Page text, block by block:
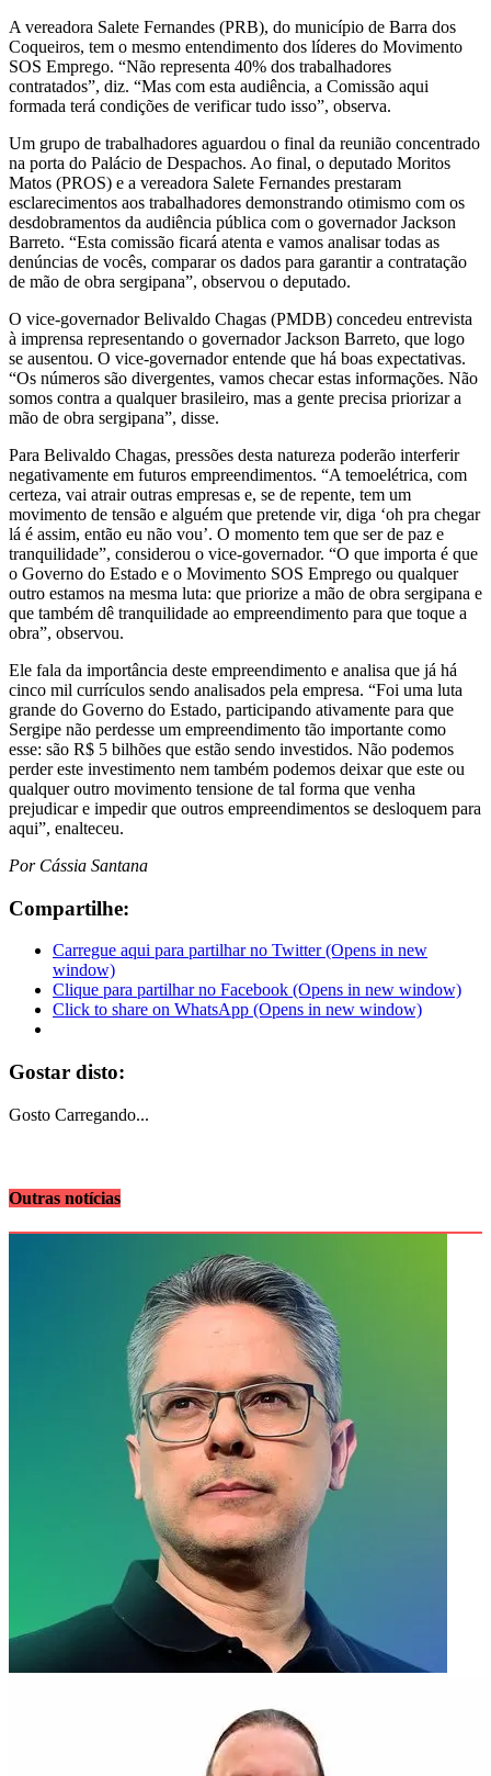
A vereadora Salete Fernandes (PRB), do município de Barra dos
Coqueiros, tem o mesmo entendimento dos líderes do Movimento
SOS Emprego. “Não representa 40% dos trabalhadores
contratados”, diz. “Mas com esta audiência, a Comissão aqui
formada terá condições de verificar tudo isso”, observa.
Um grupo de trabalhadores aguardou o final da reunião concentrado
na porta do Palácio de Despachos. Ao final, o deputado Moritos
Matos (PROS) e a vereadora Salete Fernandes prestaram
esclarecimentos aos trabalhadores demonstrando otimismo com os
desdobramentos da audiência pública com o governador Jackson
Barreto. “Esta comissão ficará atenta e vamos analisar todas as
denúncias de vocês, comparar os dados para garantir a contratação
de mão de obra sergipana”, observou o deputado.
O vice-governador Belivaldo Chagas (PMDB) concedeu entrevista
à imprensa representando o governador Jackson Barreto, que logo
se ausentou. O vice-governador entende que há boas expectativas.
“Os números são divergentes, vamos checar estas informações. Não
somos contra a qualquer brasileiro, mas a gente precisa priorizar a
mão de obra sergipana”, disse.
Para Belivaldo Chagas, pressões desta natureza poderão interferir
negativamente em futuros empreendimentos. “A temoelétrica, com
certeza, vai atrair outras empresas e, se de repente, tem um
movimento de tensão e alguém que pretende vir, diga ‘oh pra chegar
lá é assim, então eu não vou’. O momento tem que ser de paz e
tranquilidade”, considerou o vice-governador. “O que importa é que
o Governo do Estado e o Movimento SOS Emprego ou qualquer
outro estamos na mesma luta: que priorize a mão de obra sergipana e
que também dê tranquilidade ao empreendimento para que toque a
obra”, observou.
Ele fala da importância deste empreendimento e analisa que já há
cinco mil currículos sendo analisados pela empresa. “Foi uma luta
grande do Governo do Estado, participando ativamente para que
Sergipe não perdesse um empreendimento tão importante como
esse: são R$ 5 bilhões que estão sendo investidos. Não podemos
perder este investimento nem também podemos deixar que este ou
qualquer outro movimento tensione de tal forma que venha
prejudicar e impedir que outros empreendimentos se desloquem para
aqui”, enalteceu.
Por Cássia Santana
Compartilhe:
Carregue aqui para partilhar no Twitter (Opens in new
window)
Clique para partilhar no Facebook (Opens in new window)
Click to share on WhatsApp (Opens in new window)
Gostar disto:
Gosto Carregando...
Outras notícias